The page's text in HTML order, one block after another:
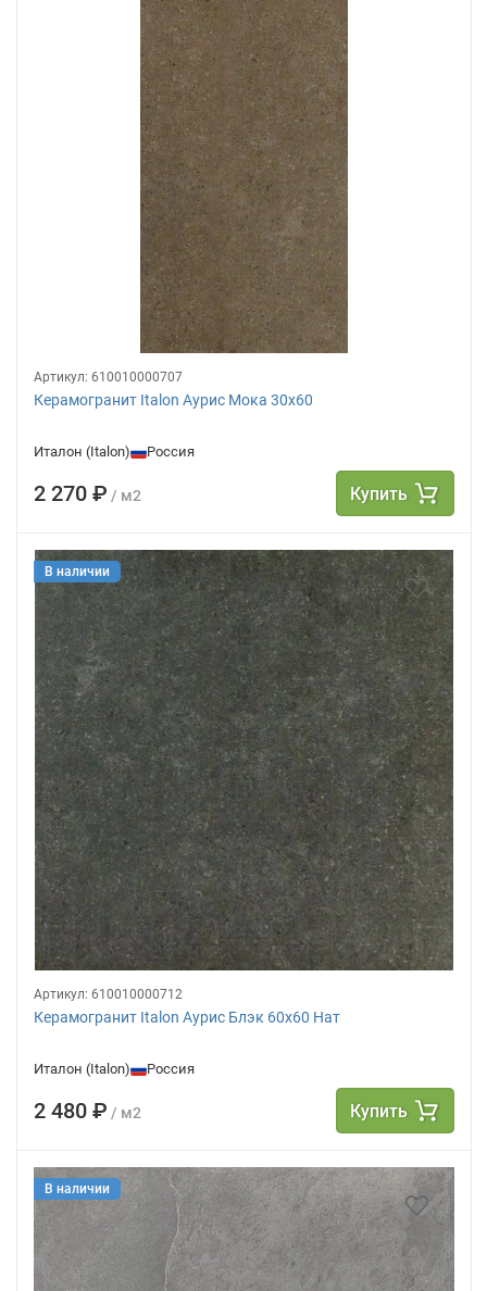
Артикул: 610010000707
Керамогранит Italon Аурис Мока 30х60
Италон (Italon) Россия
2 270 ₽ / м2 Купить
В наличии
Артикул: 610010000712
Керамогранит Italon Аурис Блэк 60х60 Нат
Италон (Italon) Россия
2 480 ₽ / м2 Купить
В наличии